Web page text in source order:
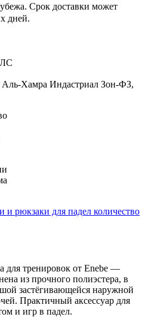
Срок доставки может
дней.
Хамра Индастриал Зон-ФЗ,
и рюкзаки для падел количество
для тренировок от Enebe —
из прочного полиэстера, в
застёгивающейся наружной
Практичный аксессуар для
и игр в падел.